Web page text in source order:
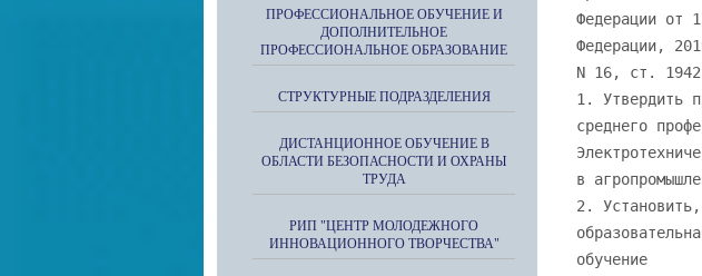
ПРОФЕССИОНАЛЬНОЕ ОБУЧЕНИЕ И
ДОПОЛНИТЕЛЬНОЕ
ПРОФЕССИОНАЛЬНОЕ ОБРАЗОВАНИЕ
СТРУКТУРНЫЕ ПОДРАЗДЕЛЕНИЯ
ДИСТАНЦИОННОЕ ОБУЧЕНИЕ В
ОБЛАСТИ БЕЗОПАСНОСТИ И ОХРАНЫ
ТРУДА
РИП "ЦЕНТР МОЛОДЕЖНОГО
ИННОВАЦИОННОГО ТВОРЧЕСТВА"